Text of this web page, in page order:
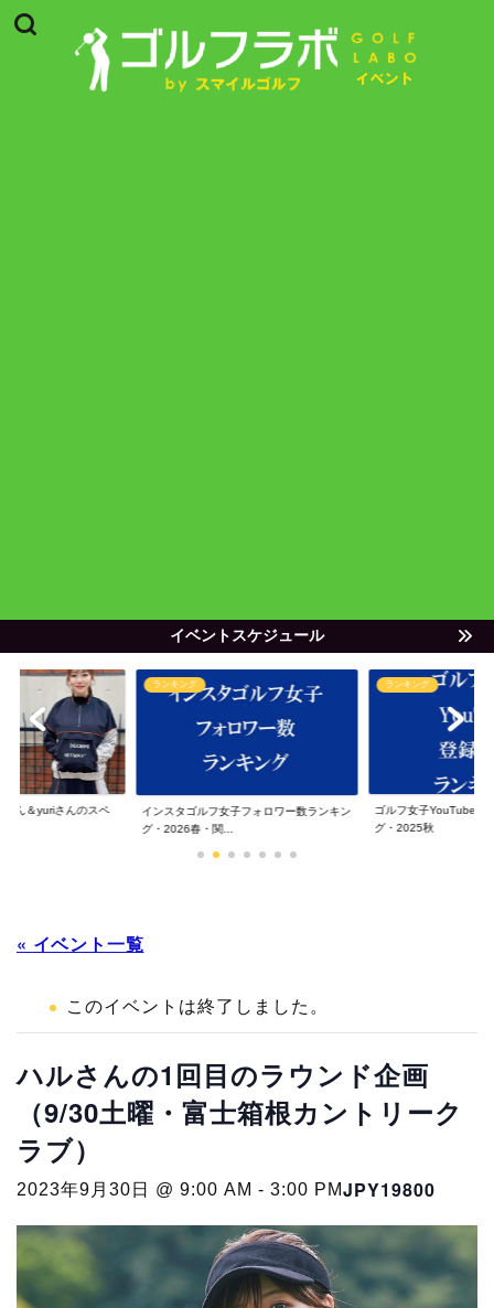
イベントスケジュール
ん＆yuriさんのスペ
ランキング
インスタゴルフ女子フォロワー数ランキン
グ・2026春・関...
ランキング
ゴルフ女子YouTube登
グ・2025秋
« イベント一覧
このイベントは終了しました。
ハルさんの1回目のラウンド企画
（9/30土曜・富士箱根カントリーク
ラブ）
2023年9月30日 @ 9:00 AM - 3:00 PMJPY19800